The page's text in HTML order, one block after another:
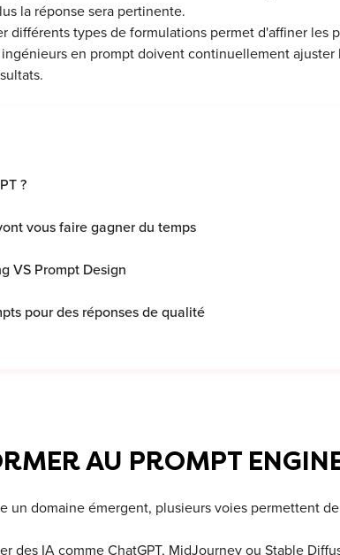
la réponse sera pertinente.
différents types de formulations permet d'affiner les
en prompt doivent continuellement ajuster
?
vous faire gagner du temps
VS Prompt Design
pour des réponses de qualité
AU PROMPT
un domaine émergent, plusieurs voies permettent
des IA comme ChatGPT, MidJourney ou Stable